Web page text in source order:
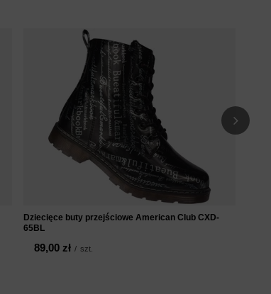
Dziecięce buty przejściowe American Club CXD-
65BL
89,00 zł / szt.